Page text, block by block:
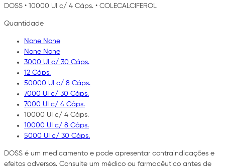
DOSS • 10000 UI c/ 4 Cáps. • COLECALCIFEROL
Quantidade
None None
None None
3000 UI c/ 30 Cáps.
12 Cáps.
50000 UI c/ 8 Cáps.
7000 UI c/ 30 Cáps.
7000 UI c/ 4 Cáps.
10000 UI c/ 4 Cáps.
10000 UI c/ 8 Cáps.
5000 UI c/ 30 Cáps.
DOSS é um medicamento e pode apresentar contraindicações e
efeitos adversos. Consulte um médico ou farmacêutico antes de